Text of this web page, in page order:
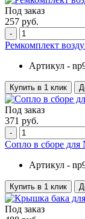
Под заказ
257 руб.
-
Ремкомплект
Артикул -
Купить в 1 клик
Под заказ
371 руб.
-
Сопло в сборе для
Артикул -
Купить в 1 клик
Под заказ